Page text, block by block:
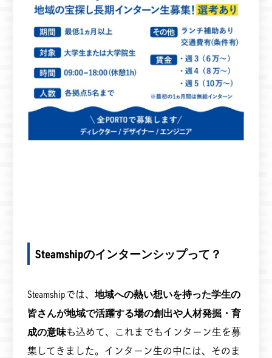
Steamshipのインターンシップって？
Steamshipでは、 地域への熱い想いを持った学生の
皆さんが地域で活躍する場の創出や人材発掘・育
成の意味も込めて、これまでもインターン生を募
集してきました。インターン生の中には、そのま